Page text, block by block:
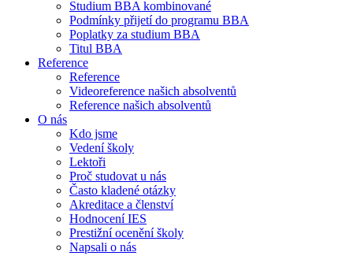
Studium BBA kombinované
Podmínky přijetí do programu BBA
Poplatky za studium BBA
Titul BBA
Reference
Reference
Videoreference našich absolventů
Reference našich absolventů
O nás
Kdo jsme
Vedení školy
Lektoři
Proč studovat u nás
Často kladené otázky
Akreditace a členství
Hodnocení IES
Prestižní ocenění školy
Napsali o nás